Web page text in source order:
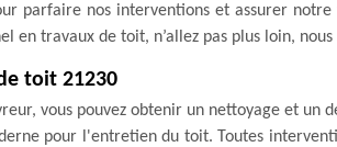
parfaire nos interventions et assurer
en travaux de toit, n’allez pas plus loin,
toit 21230
vous pouvez obtenir un nettoyage et un
pour l'entretien du toit. Toutes